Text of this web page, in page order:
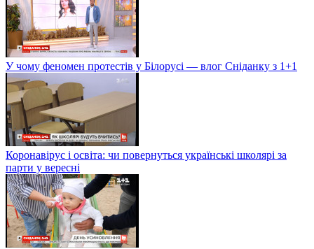
У чому феномен протестів у Білорусі — влог Сніданку з 1+1
Коронавірус і освіта: чи повернуться українські школярі за
парти у вересні